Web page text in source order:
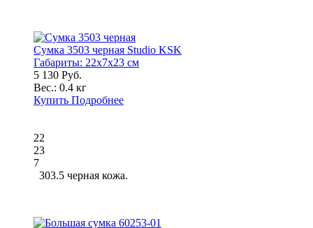
Сумка 3503 черная Studio KSK
Габариты: 22x7x23 см
5 130 Руб.
Вес.: 0.4 кг
Купить Подробнее
22
23
7
303.5 черная кожа.